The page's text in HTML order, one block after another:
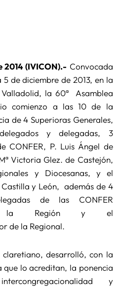
2014 (IVICON).- Convocada
de diciembre de 2013, en la
la 60ª Asamblea
comienzo a las 10 de la
de 4 Superioras Generales,
y delegadas, 3
CONFER, P. Luis Ángel de
Victoria Glez. de Castejón,
y Diocesanas, y el
Castilla y León, además de 4
de las CONFER
la Región y el
de la Regional.
claretiano, desarrolló, con la
lo acreditan, la ponencia
y